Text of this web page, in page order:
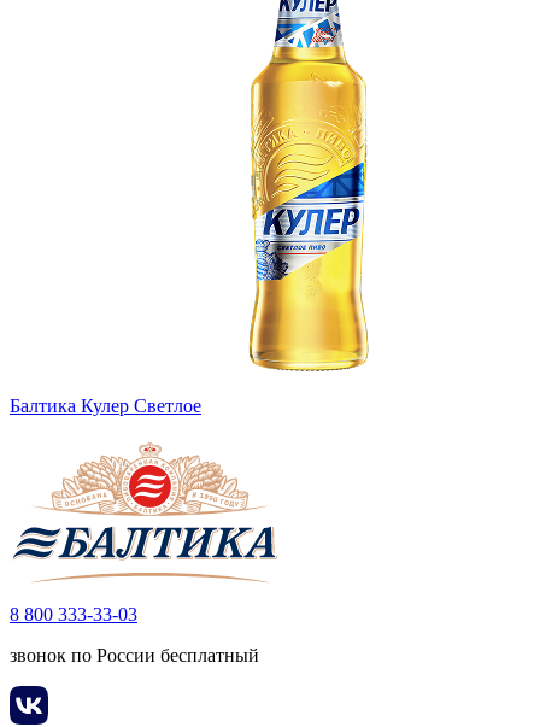
Балтика Кулер Светлое
8 800 333-33-03
звонок по России бесплатный